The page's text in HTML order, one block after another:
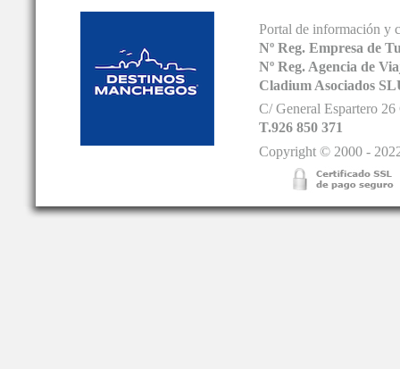
Portal de información y
Nº Reg. Empresa de
Nº Reg. Agencia de
Cladium Asociados
C/ General Espartero
T.926 850 371
Copyright © 2000 -